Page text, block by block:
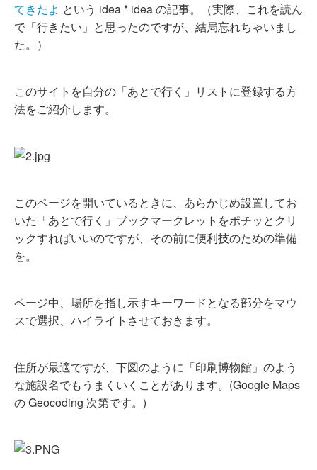
てきたよ という idea * idea の記事。（実際、これを読ん
で「行きたい」と思ったのですが、結局忘れちゃいまし
た。）
このサイトを自分の「あとで行く」リストに登録する方
法をご紹介します。
このページを開いているときに、あらかじめ設置してお
いた「あとで行く」ブックマークレットをポチッとクリ
ックすればいいのですが、その前に便利技のための準備
を。
ページ中、場所を指し示すキーワードとなる部分をマウ
スで選択、ハイライトさせておきます。
住所が最適ですが、下図のように「印刷博物館」のよう
な施設名でもうまくいくことがあります。(Google Maps
の Geocoding 次第です。)